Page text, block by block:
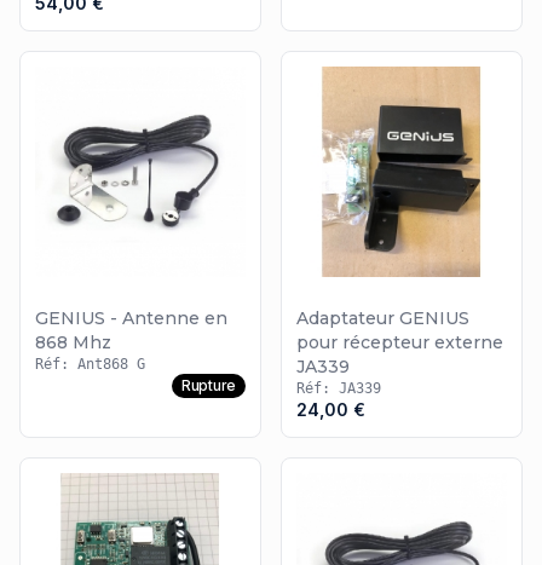
votre type d'automatisme, vous pouvez vous rendre dans la
Roger Technology
GENIUS - Antenne en
868 Mhz
Réf: Ant868 G
Rupture
Adaptateur GENIUS
pour récepteur externe
JA339
Réf: JA339
24,00 €